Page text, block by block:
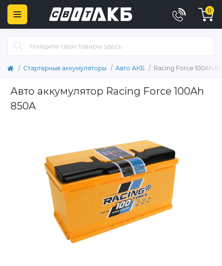
0
Стартерные аккумуляторы Авто АКБ Racing Force 100Ah
Авто аккумулятор Racing Force 100Ah
850A